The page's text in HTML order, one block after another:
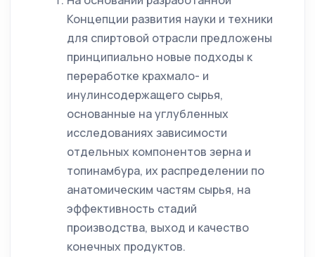
Концепции развития науки и техники
для спиртовой отрасли предложены
принципиально новые подходы к
переработке крахмало- и
инулинсодержащего сырья,
основанные на углубленных
исследованиях зависимости
отдельных компонентов зерна и
топинамбура, их распределении по
анатомическим частям сырья, на
эффективность стадий
производства, выход и качество
конечных продуктов.